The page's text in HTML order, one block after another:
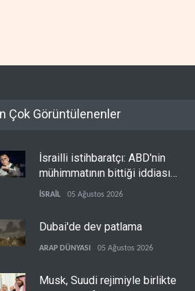
Çok Görüntülenenler
İsrailli istihbaratçı: ABD'nin
mühimmatının bittiği iddiası
bir iç kavga
İSRAİL 05 Ağustos 2026
Dubai'de dev patlama
ARAP DÜNYASI 05 Ağustos 2026
Musk, Suudi rejimiyle birlikte